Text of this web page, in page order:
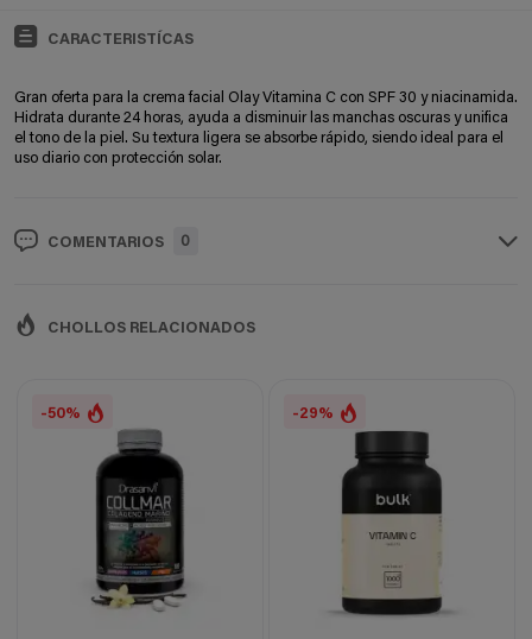
CARACTERISTÍCAS
Gran oferta para la crema facial Olay Vitamina C con SPF 30 y niacinamida.
Hidrata durante 24 horas, ayuda a disminuir las manchas oscuras y unifica
el tono de la piel. Su textura ligera se absorbe rápido, siendo ideal para el
uso diario con protección solar.
COMENTARIOS 0
CHOLLOS RELACIONADOS
-50% -29%